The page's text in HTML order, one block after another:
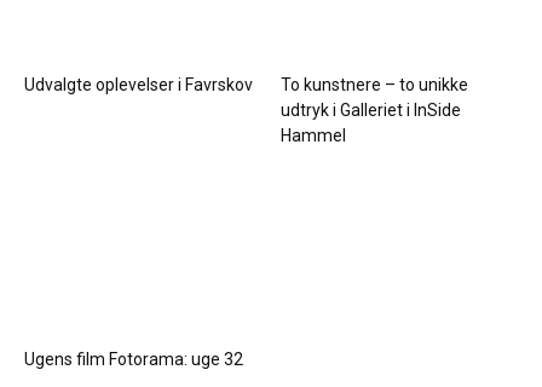
Udvalgte oplevelser i Favrskov
To kunstnere – to unikke
udtryk i Galleriet i InSide
Hammel
Ugens film Fotorama: uge 32